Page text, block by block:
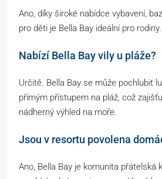
Ano, díky široké nabídce vybavení,
pro děti je Bella Bay ideální pro rodiny.
Nabízí Bella Bay vily u pláže?
Určitě. Bella Bay se může pochlubit
přímým přístupem na pláž, což
nádherný výhled na moře.
Jsou v resortu povolena
Ano, Bella Bay je komunita přátelská